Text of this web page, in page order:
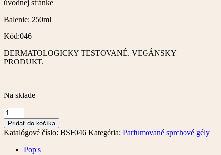
úvodnej stránke
Balenie: 250ml
Kód:046
DERMATOLOGICKY TESTOVANÉ. VEGÁNSKY
PRODUKT.
Na sklade
množstvo
Parfumovaný
sprchový
gél
Pridať do košíka
Katalógové číslo: BSF046 Kategória: Parfumované sprchové gély
Popis